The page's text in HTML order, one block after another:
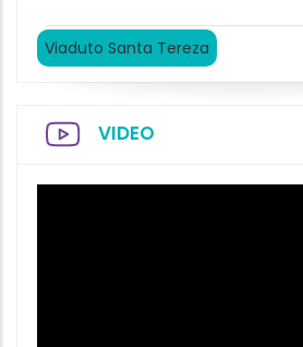
Viaduto Santa Tereza
VIDEO